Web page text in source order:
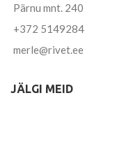
Pärnu mnt. 240
+372 5149284
merle@rivet.ee
JÄLGI MEID